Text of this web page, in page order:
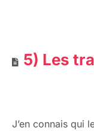
5) Les
J’en connais qui